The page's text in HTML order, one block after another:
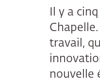
Il y a
travail,
nouvelle